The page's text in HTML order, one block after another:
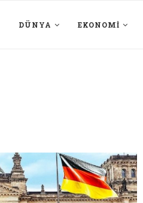
DÜNYA EKONOMI